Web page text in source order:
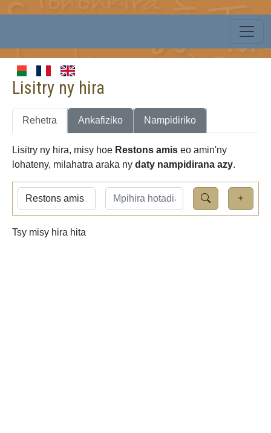
Lisitry ny hira
Rehetra Ankafiziko Nampidiriko
Lisitry ny hira, misy hoe Restons amis eo amin'ny
lohateny, milahatra araka ny daty nampidirana azy.
Tsy misy hira hita